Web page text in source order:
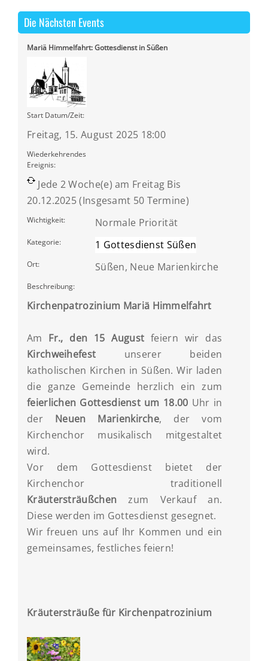
Die Nächsten Events
Mariä Himmelfahrt: Gottesdienst in Süßen
Start Datum/Zeit:
Freitag, 15. August 2025 18:00
Wiederkehrendes
Ereignis:
Jede 2 Woche(e) am Freitag Bis
20.12.2025 (Insgesamt 50 Termine)
Wichtigkeit: Normale Priorität
Kategorie: 1 Gottesdienst Süßen
Ort: Süßen, Neue Marienkirche
Beschreibung:
Kirchenpatrozinium Mariä Himmelfahrt
Am Fr., den 15 August feiern wir das
Kirchweihefest unserer beiden
katholischen Kirchen in Süßen. Wir laden
die ganze Gemeinde herzlich ein zum
feierlichen Gottesdienst um 18.00 Uhr in
der Neuen Marienkirche, der vom
Kirchenchor musikalisch mitgestaltet
wird.
Vor dem Gottesdienst bietet der
Kirchenchor traditionell
Kräutersträußchen zum Verkauf an.
Diese werden im Gottesdienst gesegnet.
Wir freuen uns auf Ihr Kommen und ein
gemeinsames, festliches feiern!
Kräutersträuße für Kirchenpatrozinium